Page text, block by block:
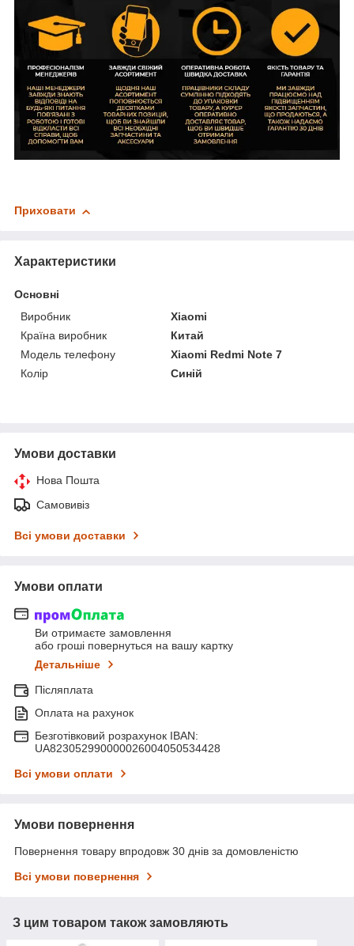
Приховати
Характеристики
Основні
Виробник
Xiaomi
Країна виробник
Китай
Модель телефону
Xiaomi Redmi Note 7
Колір
Синій
Умови доставки
Нова Пошта
Самовивіз
Всі умови доставки
Умови оплати
Ви отримаєте замовлення
або гроші повернуться на вашу картку
Детальніше
Післяплата
Оплата на рахунок
Безготівковий розрахунок IBAN:
UA823052990000026004050534428
Всі умови оплати
Умови повернення
Повернення товару впродовж 30 днів за домовленістю
Всі умови повернення
З цим товаром також замовляють